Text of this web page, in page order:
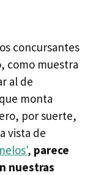
concursantes
como muestra
al de
monta
por suerte,
vista de
, parece
nuestras